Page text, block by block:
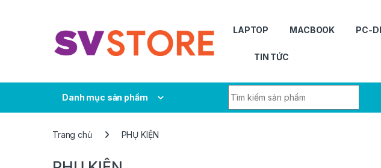
LAPTOP MACBOOK PC-
TIN TỨC
Danh mục sản phẩm
Trang chủ PHỤ KIỆN